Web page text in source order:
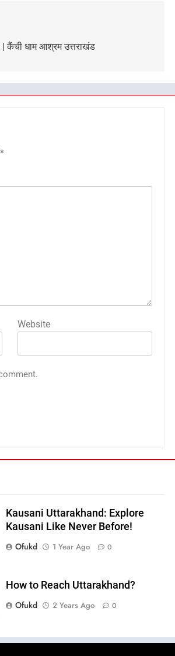
| कैंची धाम आश्रम उत्तराखंड
*
Website
Kausani Uttarakhand: Explore
Kausani Like Never Before!
Ofukd
1 Year Ago 0
How to Reach Uttarakhand?
Ofukd
2 Years Ago 0